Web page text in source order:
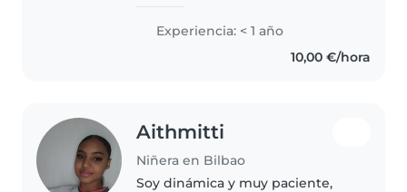
con mucha paciencia. He
estudiado Integración Social y
tengo experiencia en el ámbito
Experiencia: < 1 año
10,00 €/hora
Aithmitti
Niñera en Bilbao
Soy dinámica y muy paciente,